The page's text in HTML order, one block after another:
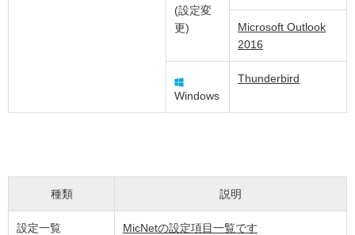
(設定変
更)
Microsoft Outlook
2016
Windows
Thunderbird
種類 説明
設定一覧 MicNetの設定項目一覧です